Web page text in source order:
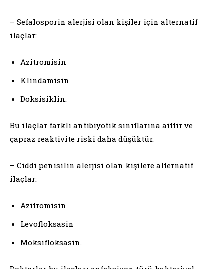
– Sefalosporin alerjisi olan kişiler için alternatif
ilaçlar:
Azitromisin
Klindamisin
Doksisiklin.
Bu ilaçlar farklı antibiyotik sınıflarına aittir ve
çapraz reaktivite riski daha düşüktür.
– Ciddi penisilin alerjisi olan kişilere alternatif
ilaçlar:
Azitromisin
Levofloksasin
Moksifloksasin.